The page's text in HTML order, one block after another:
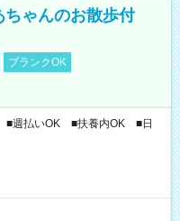
ちゃんのお散歩付
ブランクOK
■週払いOK ■扶養内OK ■日